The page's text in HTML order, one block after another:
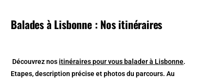
Balades à Lisbonne : Nos itinéraires
Découvrez nos itinéraires pour vous balader à Lisbonne.
Etapes, description précise et photos du parcours. Au